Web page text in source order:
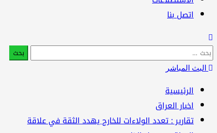
اتصل بنا
البث المباشر
الرئيسية
اخبار العراق
تقارير : تعدد الولاءات للخارج يهدد الثقة في علاقة